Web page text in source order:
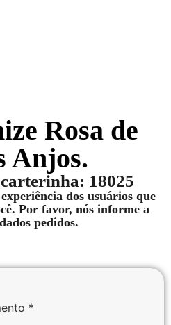
Rosa de
Anjos.
18025
dos usuários que
Por favor, nós informe a
pedidos.
*